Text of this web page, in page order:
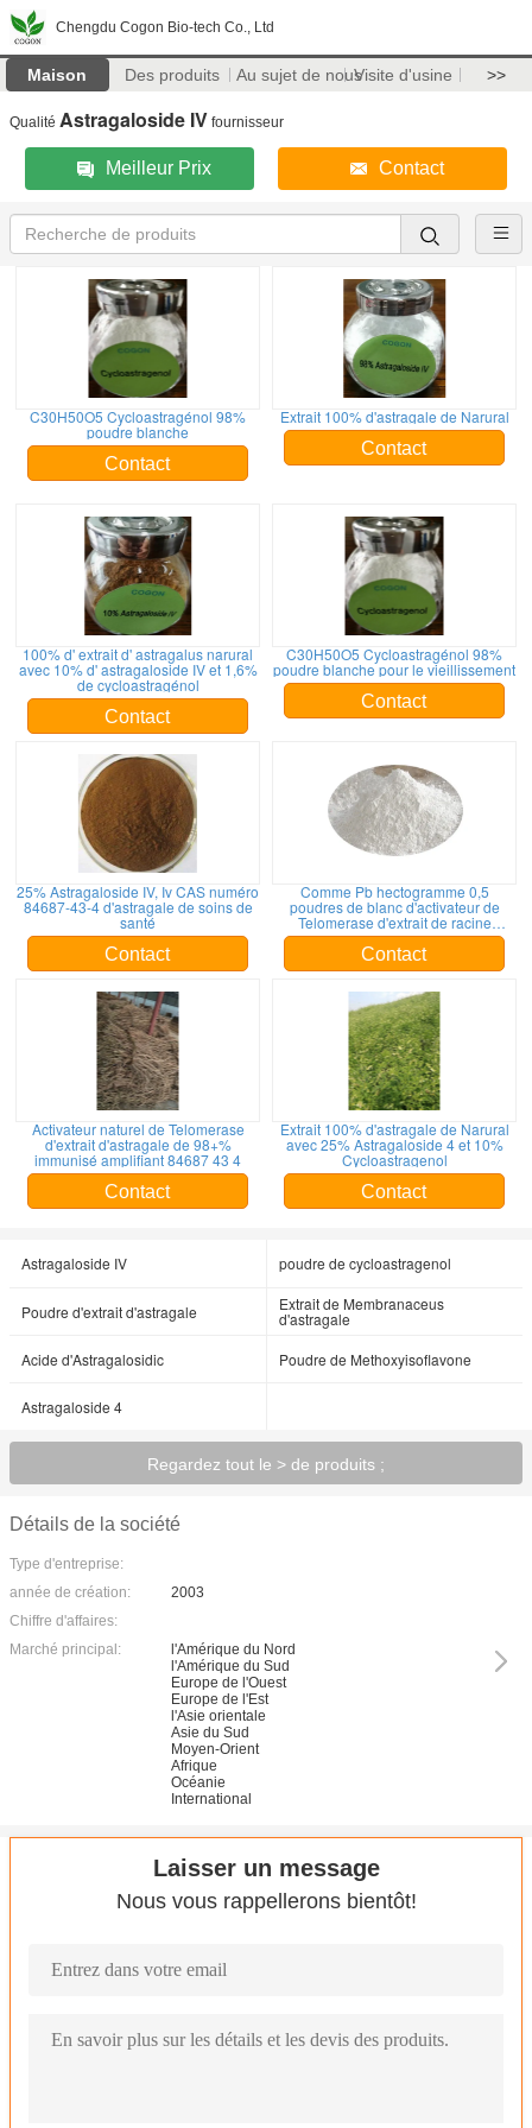
Chengdu Cogon Bio-tech Co., Ltd
Maison Des produits Au sujet de nousVisite d'usine >>
Qualité Astragaloside IV fournisseur
Meilleur Prix Contact
C30H50O5 Cycloastragénol 98%
poudre blanche
Contact
Extrait 100% d'astragale de Narural
Contact
100% d' extrait d' astragalus narural
avec 10% d' astragaloside IV et 1,6%
de cycloastragénol
Contact
C30H50O5 Cycloastragénol 98%
poudre blanche pour le vieillissement
Contact
25% Astragaloside IV, Iv CAS numéro
84687-43-4 d'astragale de soins de
santé
Contact
Comme Pb hectogramme 0,5
poudres de blanc d'activateur de
Telomerase d'extrait de racine
d'astragale de page par minute
Contact
Activateur naturel de Telomerase
d'extrait d'astragale de 98+%
immunisé amplifiant 84687 43 4
Contact
Extrait 100% d'astragale de Narural
avec 25% Astragaloside 4 et 10%
Cycloastragenol
Contact
Astragaloside IV poudre de cycloastragenol
Poudre d'extrait d'astragale Extrait de Membranaceus
d'astragale
Acide d'Astragalosidic
Poudre de Methoxyisoflavone
Astragaloside 4
Regardez tout le > de produits ;
Détails de la société
Type d'entreprise:
année de création:
2003
Chiffre d'affaires:
Marché principal:
l'Amérique du Nord
l'Amérique du Sud
Europe de l'Ouest
Europe de l'Est
l'Asie orientale
Asie du Sud
Moyen-Orient
Afrique
Océanie
International
Laisser un message
Nous vous rappellerons bientôt!